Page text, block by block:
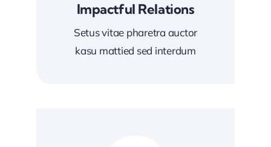
Impactful Relations
Setus vitae pharetra auctor
kasu mattied sed interdum